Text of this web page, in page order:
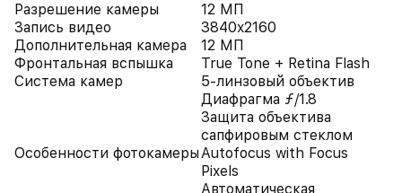
Разрешение камеры
12 МП
Запись видео
3840x2160
Дополнительная камера
12 МП
Фронтальная вспышка
True Tone + Retina Flash
Система камер
5-линзовый объектив
Диафрагма ƒ/1.8
Защита объектива
сапфировым стеклом
Особенности фотокамерыAutofocus with Focus
Pixels
Автоматическая